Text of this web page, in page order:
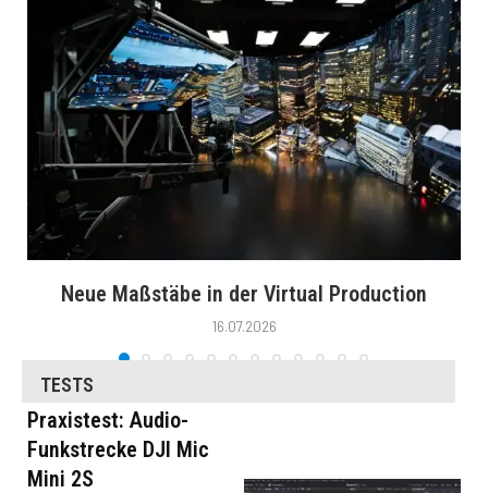
Neue Maßstäbe in der Virtual Production
16.07.2026
TESTS
Praxistest: Audio-
Funkstrecke DJI Mic
Mini 2S